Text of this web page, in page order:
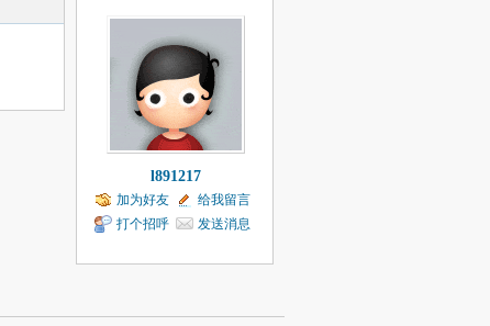
l891217
加为好友
给我留言
打个招呼
发送消息